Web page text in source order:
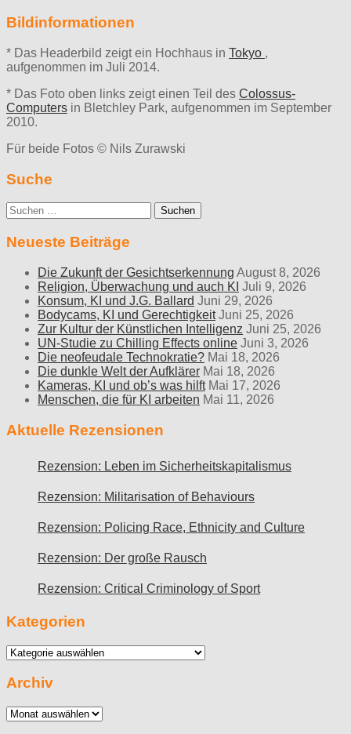
Bildinformationen
* Das Headerbild zeigt ein Hochhaus in Tokyo ,
aufgenommen im Juli 2014.
* Das Foto oben links zeigt einen Teil des Colossus-
Computers in Bletchley Park, aufgenommen im September
2010.
Für beide Fotos © Nils Zurawski
Suche
Suche
nach:
Neueste Beiträge
Die Zukunft der Gesichtserkennung August 8, 2026
Religion, Überwachung und auch KI Juli 9, 2026
Konsum, KI und J.G. Ballard Juni 29, 2026
Bodycams, KI und Gerechtigkeit Juni 25, 2026
Zur Kultur der Künstlichen Intelligenz Juni 25, 2026
UN-Studie zu Chilling Effects online Juni 3, 2026
Die neofeudale Technokratie? Mai 18, 2026
Die dunkle Welt der Aufklärer Mai 18, 2026
Kameras, KI und ob’s was hilft Mai 17, 2026
Menschen, die für KI arbeiten Mai 11, 2026
Aktuelle Rezensionen
Rezension: Leben im Sicherheitskapitalismus
Rezension: Militarisation of Behaviours
Rezension: Policing Race, Ethnicity and Culture
Rezension: Der große Rausch
Rezension: Critical Criminology of Sport
Kategorien
Kategorien
Archiv
Archiv